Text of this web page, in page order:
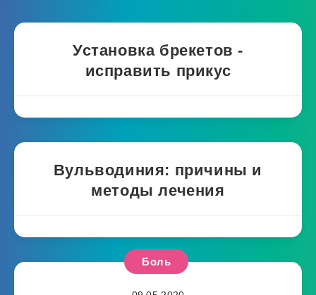
Установка брекетов -
исправить прикус
Вульводиния: причины и
методы лечения
Боль